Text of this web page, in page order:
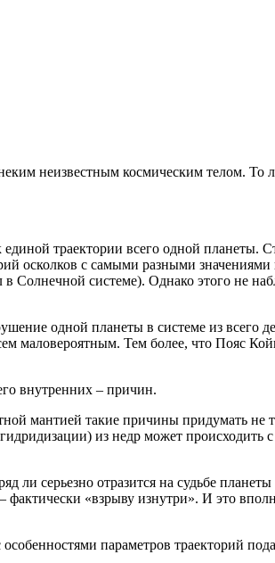
неизвестным космическим телом.
траектории всего одной планеты.
осколков с самыми разными
Солнечной системе). Однако этого не
одной планеты в системе из всего
маловероятным. Тем более, что Пояс
внутренних – причин.
мантией такие причины придумать
из недр может
ли серьезно отразится на судьбе
«взрыву изнутри». И это
параметров траекторий